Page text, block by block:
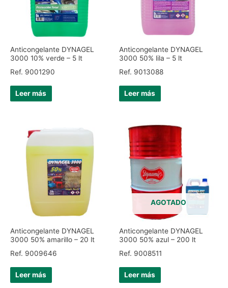
Anticongelante DYNAGEL
3000 10% verde – 5 lt
Ref. 9001290
Leer más
Anticongelante DYNAGEL
3000 50% lila – 5 lt
Ref. 9013088
Leer más
Anticongelante DYNAGEL
3000 50% amarillo – 20 lt
Ref. 9009646
Leer más
AGOTADO
Anticongelante DYNAGEL
3000 50% azul – 200 lt
Ref. 9008511
Leer más